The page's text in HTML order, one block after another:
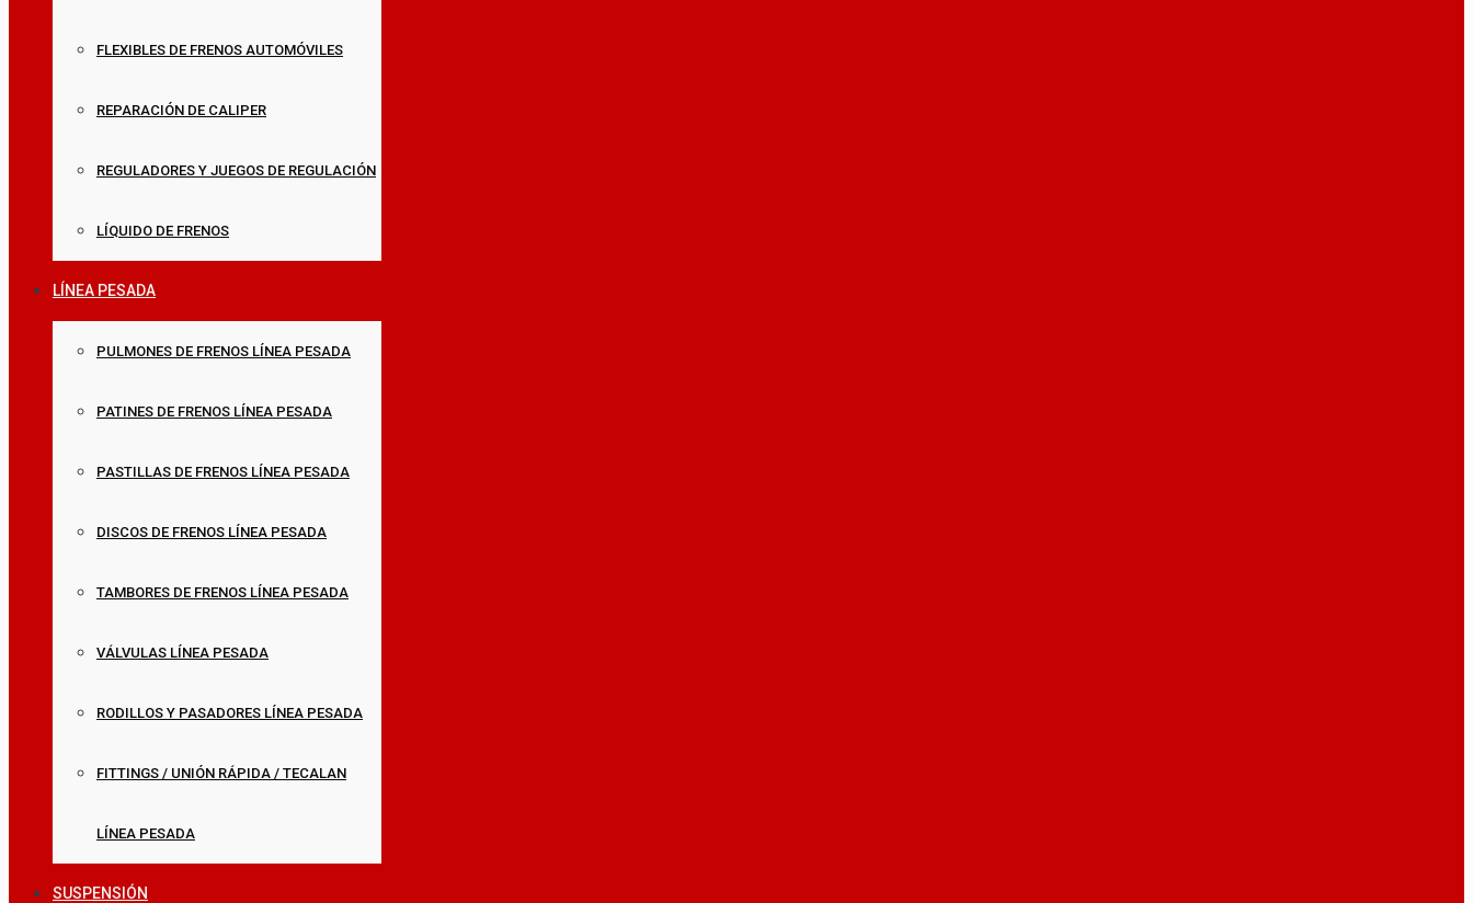
FLEXIBLES DE FRENOS AUTOMÓVILES
REPARACIÓN DE CALIPER
REGULADORES Y JUEGOS DE REGULACIÓN
LÍQUIDO DE FRENOS
LÍNEA PESADA
PULMONES DE FRENOS LÍNEA PESADA
PATINES DE FRENOS LÍNEA PESADA
PASTILLAS DE FRENOS LÍNEA PESADA
DISCOS DE FRENOS LÍNEA PESADA
TAMBORES DE FRENOS LÍNEA PESADA
VÁLVULAS LÍNEA PESADA
RODILLOS Y PASADORES LÍNEA PESADA
FITTINGS / UNIÓN RÁPIDA / TECALAN
LÍNEA PESADA
SUSPENSIÓN